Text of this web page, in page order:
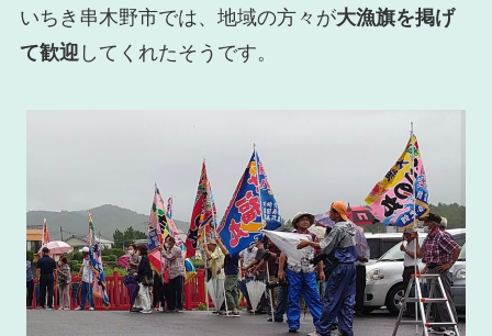
いちき串木野市では、地域の方々が大漁旗を掲げ
て歓迎してくれたそうです。